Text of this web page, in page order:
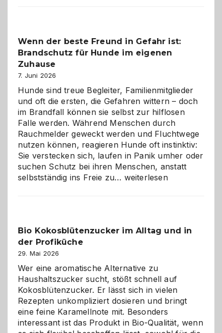
und
herzlich
Wenn der beste Freund in Gefahr ist:
Brandschutz für Hunde im eigenen
Zuhause
7. Juni 2026
Hunde sind treue Begleiter, Familienmitglieder
und oft die ersten, die Gefahren wittern – doch
im Brandfall können sie selbst zur hilflosen
Falle werden. Während Menschen durch
Rauchmelder geweckt werden und Fluchtwege
nutzen können, reagieren Hunde oft instinktiv:
Sie verstecken sich, laufen in Panik umher oder
suchen Schutz bei ihren Menschen, anstatt
selbstständig ins Freie zu… Wenn
Gefahr
für
Hunde
im
eigenen
Zuhause
weiterlesen
Bio Kokosblütenzucker im Alltag und in
der Profiküche
29. Mai 2026
Wer eine aromatische Alternative zu
Haushaltszucker sucht, stößt schnell auf
Kokosblütenzucker. Er lässt sich in vielen
Rezepten unkompliziert dosieren und bringt
eine feine Karamellnote mit. Besonders
interessant ist das Produkt in Bio-Qualität, wenn